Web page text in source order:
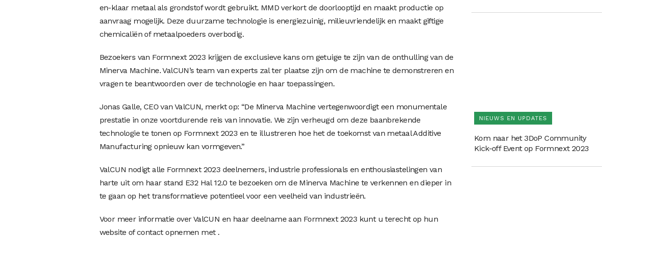
en-klaar metaal als grondstof wordt gebruikt. MMD verkort de doorlooptijd en maakt productie op
aanvraag mogelijk. Deze duurzame technologie is energiezuinig, milieuvriendelijk en maakt giftige
chemicaliën of metaalpoeders overbodig.
Bezoekers van Formnext 2023 krijgen de exclusieve kans om getuige te zijn van de onthulling van de
Minerva Machine. ValCUN’s team van experts zal ter plaatse zijn om de machine te demonstreren en
vragen te beantwoorden over de technologie en haar toepassingen.
Jonas Galle, CEO van ValCUN, merkt op: “De Minerva Machine vertegenwoordigt een monumentale
prestatie in onze voortdurende reis van innovatie. We zijn verheugd om deze baanbrekende
technologie te tonen op Formnext 2023 en te illustreren hoe het de toekomst van metaal Additive
Manufacturing opnieuw kan vormgeven.”
ValCUN nodigt alle Formnext 2023 deelnemers, industrie professionals en enthousiastelingen van
harte uit om haar stand E32 Hal 12.0 te bezoeken om de Minerva Machine te verkennen en dieper in
te gaan op het transformatieve potentieel voor een veelheid van industrieën.
Voor meer informatie over ValCUN en haar deelname aan Formnext 2023 kunt u terecht op hun
website of contact opnemen met .
NIEUWS EN UPDATES
Kom naar het 3DoP Community
Kick-off Event op Formnext 2023